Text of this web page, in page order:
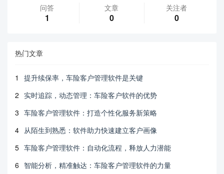
问答
1
文章
0
关注者
0
热门文章
1
提升续保率，车险客户管理软件是关键
2 实时追踪，动态管理：车险客户软件的优势
3 车险客户管理软件：打造个性化服务新策略
4 从陌生到熟悉：软件助力快速建立客户画像
5 车险客户管理软件：自动化流程，释放人力潜能
6 智能分析，精准触达：车险客户管理软件的力量